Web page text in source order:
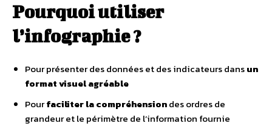
Pourquoi utiliser
l’infographie ?
Pour présenter des données et des indicateurs dansun
format visuel agréable
Pourfaciliter la compréhensiondes ordres de
grandeur et le périmètre de l’information fournie